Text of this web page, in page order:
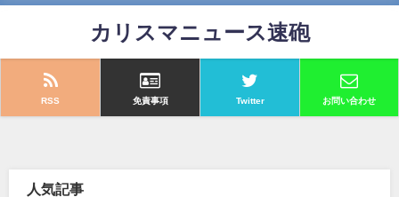
カリスマニュース速砲
RSS 免責事項 Twitter お問い合わせ
人気記事